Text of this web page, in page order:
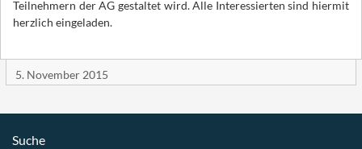
Teilnehmern der AG gestaltet wird. Alle Interessierten sind hiermit
herzlich eingeladen.
5. November 2015
Suche